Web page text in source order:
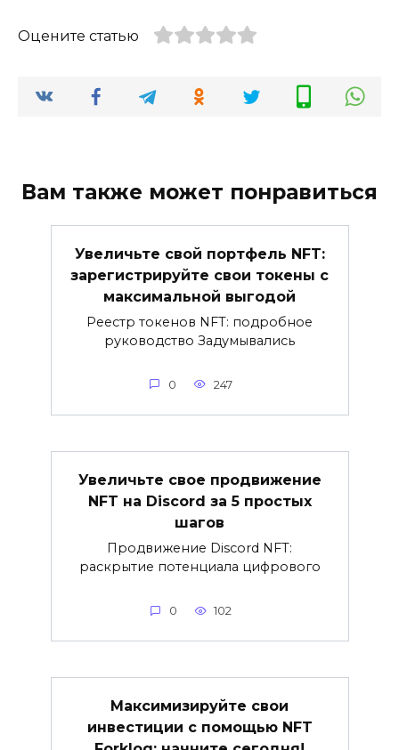
Оцените статью
Вам также может понравиться
Увеличьте свой портфель NFT:
зарегистрируйте свои токены с
максимальной выгодой
Реестр токенов NFT: подробное
руководство Задумывались
0 247
Увеличьте свое продвижение
NFT на Discord за 5 простых
шагов
Продвижение Discord NFT:
раскрытие потенциала цифрового
0 102
Максимизируйте свои
инвестиции с помощью NFT